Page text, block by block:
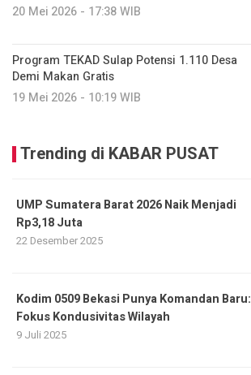
20 Mei 2026 - 17:38 WIB
Program TEKAD Sulap Potensi 1.110 Desa
Demi Makan Gratis
19 Mei 2026 - 10:19 WIB
Trending di KABAR PUSAT
UMP Sumatera Barat 2026 Naik Menjadi
Rp3,18 Juta
22 Desember 2025
Kodim 0509 Bekasi Punya Komandan Baru:
Fokus Kondusivitas Wilayah
9 Juli 2025